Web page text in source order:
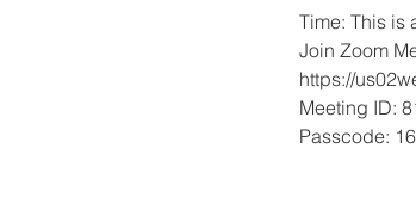
Time: This is
Join Zoom
https://
Meeting ID:
Passcode: